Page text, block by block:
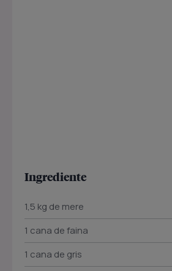
Ingrediente
1,5 kg de mere
1 cana de faina
1 cana de gris